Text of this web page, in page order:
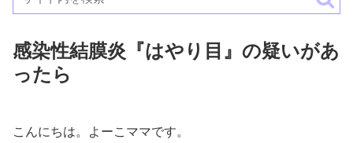
感染性結膜炎『はやり目』の疑いがあ
ったら
こんにちは。よーこママです。